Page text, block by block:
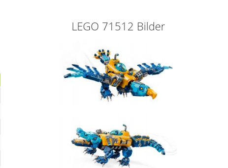
LEGO 71512 Bilder